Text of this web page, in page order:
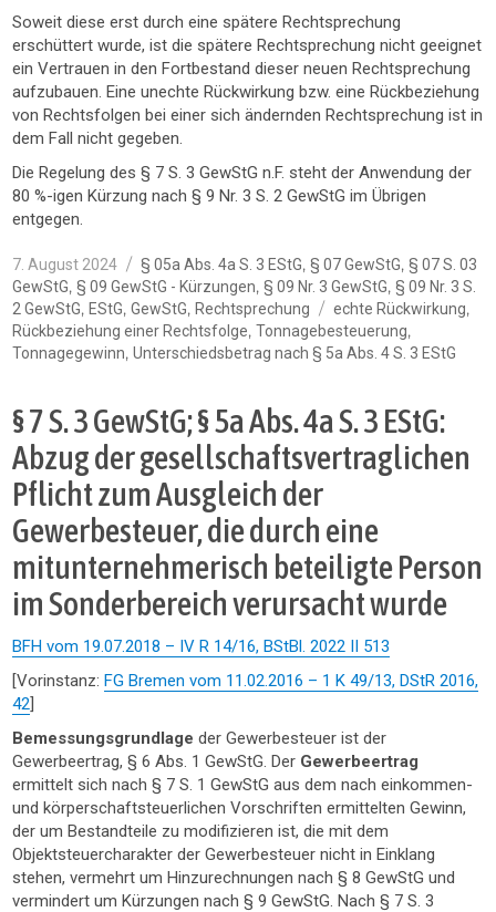
Soweit diese erst durch eine spätere Rechtsprechung
erschüttert wurde, ist die spätere Rechtsprechung nicht geeignet
ein Vertrauen in den Fortbestand dieser neuen Rechtsprechung
aufzubauen. Eine unechte Rückwirkung bzw. eine Rückbeziehung
von Rechtsfolgen bei einer sich ändernden Rechtsprechung ist in
dem Fall nicht gegeben.
Die Regelung des § 7 S. 3 GewStG n.F. steht der Anwendung der
80 %-igen Kürzung nach § 9 Nr. 3 S. 2 GewStG im Übrigen
entgegen.
Veröffentlicht
am
7. August 2024 Kategorien
§ 05a Abs. 4a S. 3 EStG,§ 07 GewStG,§ 07 S. 03
GewStG,§ 09 GewStG - Kürzungen,§ 09 Nr. 3 GewStG,§ 09 Nr. 3 S.
2 GewStG,EStG,GewStG,Rechtsprechung Schlagwörter
echte Rückwirkung,
Rückbeziehung einer Rechtsfolge,Tonnagebesteuerung,
Tonnagegewinn,Unterschiedsbetrag nach § 5a Abs. 4 S. 3 EStG
§ 7 S. 3 GewStG; § 5a Abs. 4a S. 3 EStG:
Abzug der gesellschaftsvertraglichen
Pflicht zum Ausgleich der
Gewerbesteuer, die durch eine
mitunternehmerisch beteiligte Person
im Sonderbereich verursacht wurde
BFH vom 19.07.2018 – IV R 14/16, BStBl. 2022 II 513
[Vorinstanz:FG Bremen vom 11.02.2016 – 1 K 49/13, DStR 2016,
42]
Bemessungsgrundlageder Gewerbesteuer ist der
Gewerbeertrag, § 6 Abs. 1 GewStG. Der Gewerbeertrag
ermittelt sich nach § 7 S. 1 GewStG aus dem nach einkommen-
und körperschaftsteuerlichen Vorschriften ermittelten Gewinn,
der um Bestandteile zu modifizieren ist, die mit dem
Objektsteuercharakter der Gewerbesteuer nicht in Einklang
stehen, vermehrt um Hinzurechnungen nach § 8 GewStG und
vermindert um Kürzungen nach § 9 GewStG. Nach § 7 S. 3